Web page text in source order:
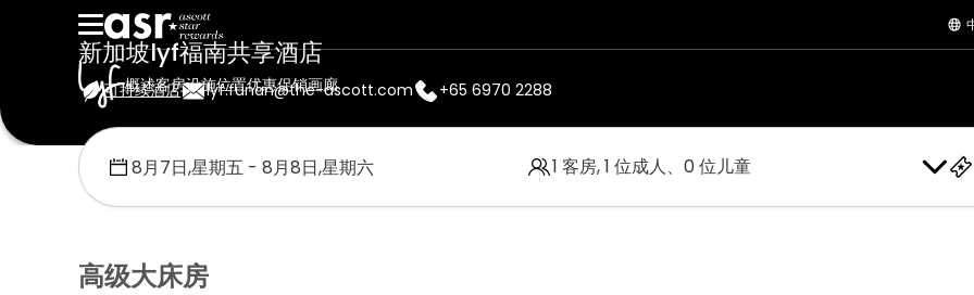
概述客房设施位置优惠促销画廊
1 客房, 1 位成人、0 位儿童
新加坡lyf福南共享酒店
可持续酒店 lyf.funan@the-ascott.com +65 6970 2288
首页 Lyf 新加坡lyf福南共享酒店 升级大床房
高级大床房